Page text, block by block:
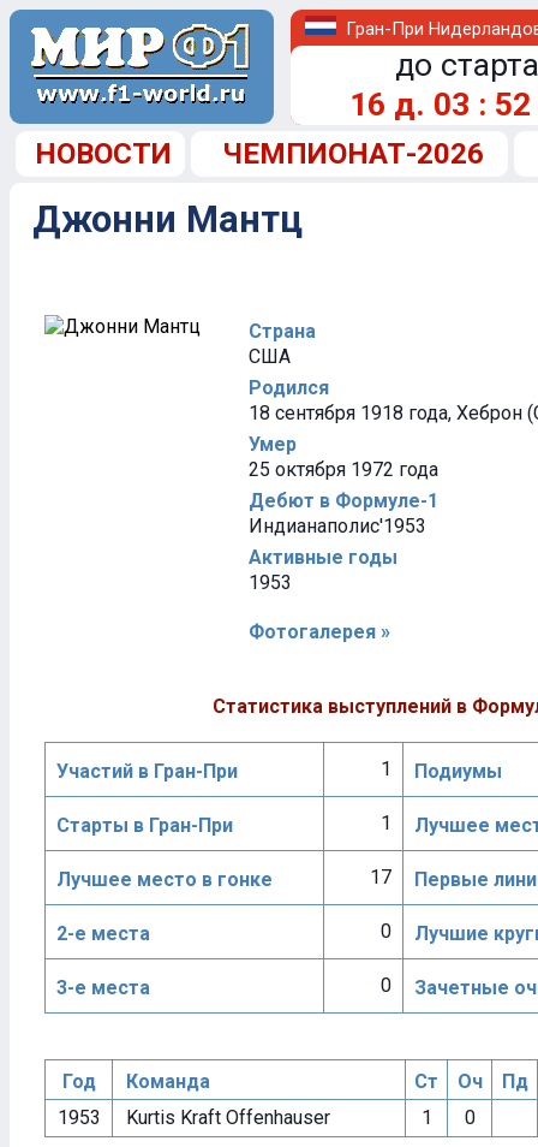
Гран-При
до
16 д. 03 : 52
НОВОСТИ ЧЕМПИОНАТ-2026
Джонни Мантц
Страна
США
Родился
18 сентября 1918 года, Хеброн
Умер
25 октября 1972 года
Дебют в Формуле-1
Индианаполис'1953
Активные годы
1953
Фотогалерея »
Статистика выступлений в
Участий в Гран-При 1 Подиумы
Старты в Гран-При 1 Лучшее
Лучшее место в гонке 17 Первые
2-е места 0 Лучшие
3-е места 0 Зачетные
Год Команда Ст Оч
Пд
1953
Kurtis Kraft Offenhauser 1 0